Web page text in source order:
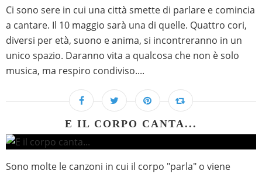
Ci sono sere in cui una città smette di parlare e comincia
a cantare. Il 10 maggio sarà una di quelle. Quattro cori,
diversi per età, suono e anima, si incontreranno in un
unico spazio. Daranno vita a qualcosa che non è solo
musica, ma respiro condiviso....
E IL CORPO CANTA...
Sono molte le canzoni in cui il corpo "parla" o viene